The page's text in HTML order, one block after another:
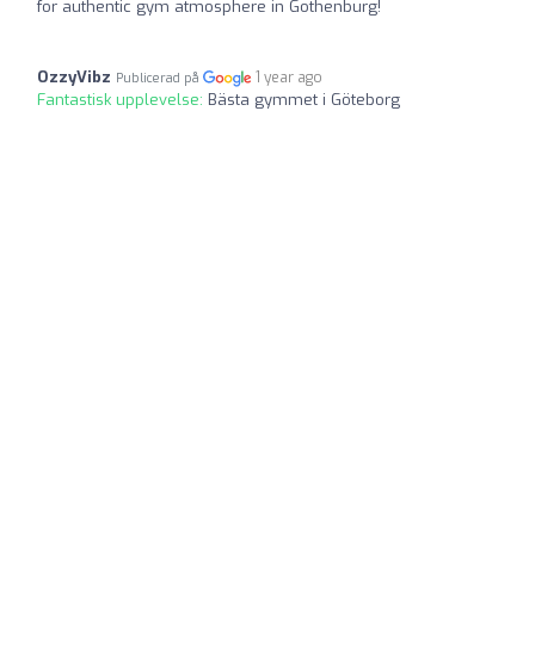
for authentic gym atmosphere in Gothenburg!
OzzyVibz Publicerad på 1 year ago
Fantastisk upplevelse: Bästa gymmet i Göteborg